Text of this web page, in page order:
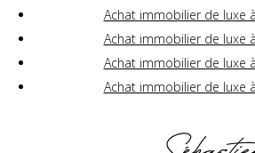
Achat immobilier de luxe
Achat immobilier de luxe
Achat immobilier de luxe
Achat immobilier de luxe